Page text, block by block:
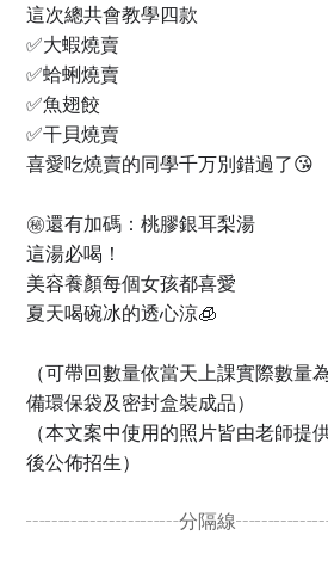
這次總共會教學四款
✅大蝦燒賣
✅蛤蜊燒賣
✅魚翅餃
✅干貝燒賣
喜愛吃燒賣的同學千万別錯過了😘
㊙️還有加碼：桃膠銀耳梨湯
這湯必喝！
美容養顏每個女孩都喜愛
夏天喝碗冰的透心涼🧊
（可帶回數量依當天上課實際數量
備環保袋及密封盒裝成品）
（本文案中使用的照片皆由老師提
後公佈招生）
┄┄┄┄┄┄┄┄分隔線